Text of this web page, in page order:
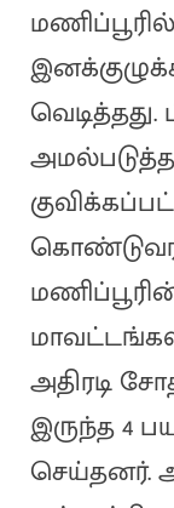
அதிரடி
இருந்த 4
செய்தனர்.